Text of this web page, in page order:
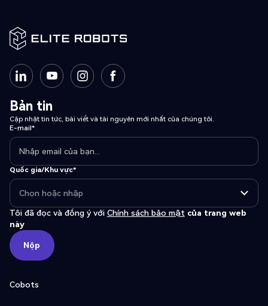
Bản tin
Cập nhật tin tức, bài viết và tài nguyên mới nhất của chúng tôi.
E-mail*
Quốc gia/Khu vực*
Tôi đã đọc và đồng ý với Chính sách bảo mật của trang web
này
Nộp
Nộp
Cobots